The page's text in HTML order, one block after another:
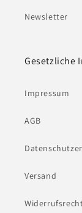
Newsletter
Gesetzliche
Impressum
AGB
Versand